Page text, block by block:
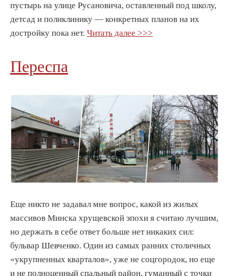
пустырь на улице Русановича, оставленный под школу,
детсад и поликлинику — конкретных планов на их
достройку пока нет. Читать далее >>>
Переспа
Еще никто не задавал мне вопрос, какой из жилых
массивов Минска хрущевской эпохи я считаю лучшим,
но держать в себе ответ больше нет никаких сил:
бульвар Шевченко. Один из самых ранних столичных
«укрупненных кварталов», уже не соцгородок, но еще
и не полноценный спальный район, гуманный с точки